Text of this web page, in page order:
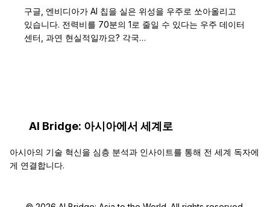
구글, 엔비디아가 AI 칩을 실은 위성을 우주로 쏘아올리고
있습니다. 전력비를 70분의 1로 줄일 수 있다는 우주 데이터
센터, 과연 현실적일까요? 각국…
AI Bridge: 아시아에서 세계로
아시아의 기술 혁신을 심층 분석과 인사이트를 통해 전 세계 독자에
게 연결합니다.